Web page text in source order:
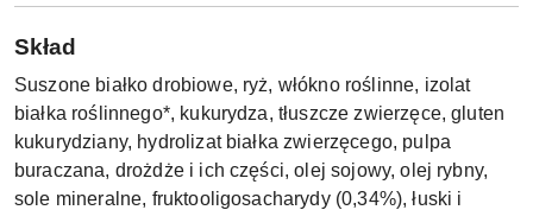
Skład
Suszone białko drobiowe, ryż, włókno roślinne, izolat
białka roślinnego*, kukurydza, tłuszcze zwierzęce, gluten
kukurydziany, hydrolizat białka zwierzęcego, pulpa
buraczana, drożdże i ich części, olej sojowy, olej rybny,
sole mineralne, fruktooligosacharydy (0,34%), łuski i